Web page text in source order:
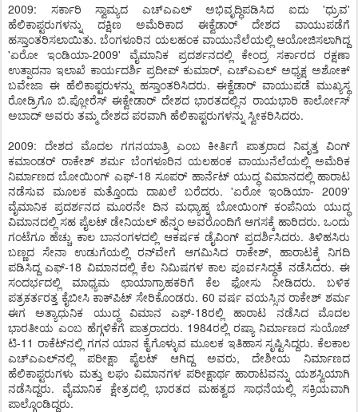
2009: ಸರ್ಕಾರಿ ಸ್ವಾಮ್ಯದ ಎಚ್‌ಎಎಲ್ ಅಭಿವೃದ್ಧಿಪಡಿಸಿದ ಐದು 'ಧ್ರುವ'
ಹೆಲಿಕಾಪ್ಟರುಗಳನ್ನು ದಕ್ಷಿಣ ಅಮೆರಿಕಾದ ಈಕ್ವೆಡಾರ್ ದೇಶದ ವಾಯುಪಡೆಗೆ
ಹಸ್ತಾಂತರಿಸಲಾಯಿತು. ಬೆಂಗಳೂರಿನ ಯಲಹಂಕ ವಾಯುನೆಲೆಯಲ್ಲಿ ಆಯೋಜಿಸಲಾಗಿದ್ದ
'ಏರೋ ಇಂಡಿಯಾ-2009' ವೈಮಾನಿಕ ಪ್ರದರ್ಶನದಲ್ಲಿ ಕೇಂದ್ರ ಸರ್ಕಾರದ ರಕ್ಷಣಾ
ಉತ್ಪಾದನಾ ಇಲಾಖೆ ಕಾರ್ಯದರ್ಶಿ ಪ್ರದೀಪ್ ಕುಮಾರ್, ಎಚ್‌ಎಎಲ್ ಅಧ್ಯಕ್ಷ ಅಶೋಕ್
ಬವೇಜಾ ಈ ಹೆಲಿಕಾಪ್ಟರುಳನ್ನು ಹಸ್ತಾಂತರಿಸಿದರು. ಈಕ್ವೆಡಾರ್ ವಾಯುಪಡೆ ಮುಖ್ಯಸ್ಥ
ರೋಡ್ರಿಗೊ ಬಿ.ಪ್ಲೋರೆಸ್ ಈಕ್ವೇಡಾರ್ ದೇಶದ ಭಾರತದಲ್ಲಿನ ರಾಯಭಾರಿ ಕಾರ್ಲೋಸ್
ಅಬಾದ್ ಅವರು ತಮ್ಮ ದೇಶದ ಪರವಾಗಿ ಹೆಲಿಕಾಪ್ಟರುಗಳನ್ನು ಸ್ವೀಕರಿಸಿದರು.
2009: ದೇಶದ ಮೊದಲ ಗಗನಯಾತ್ರಿ ಎಂಬ ಕೀರ್ತಿಗೆ ಪಾತ್ರರಾದ ನಿವೃತ್ತ ವಿಂಗ್
ಕಮಾಂಡರ್ ರಾಕೇಶ್ ಶರ್ಮ ಬೆಂಗಳೂರಿನ ಯಲಹಂಕ ವಾಯುನೆಲೆಯಲ್ಲಿ ಅಮೆರಿಕ
ನಿರ್ಮಾಣದ ಬೋಯಿಂಗ್ ಎಫ್-18 ಸೂಪರ್ ಹಾರ್ನೆಟ್ ಯುದ್ಧ ವಿಮಾನದಲ್ಲಿ ಹಾರಾಟ
ನಡೆಸುವ ಮೂಲಕ ಮತ್ತೊಂದು ದಾಖಲೆ ಬರೆದರು. 'ಏರೋ ಇಂಡಿಯಾ- 2009'
ವೈಮಾನಿಕ ಪ್ರದರ್ಶನದ ಮೂರನೇ ದಿನ ಮಧ್ಯಾಹ್ನ ಬೋಯಿಂಗ್ ಕಂಪೆನಿಯ ಯುದ್ಧ
ವಿಮಾನದಲ್ಲಿ ಸಹ ಪೈಲಟ್ ಡೇನಿಯಲ್ ಹೆನ್ನಂ ಅವರೊಂದಿಗೆ ಆಗಸಕ್ಕೆ ಹಾರಿದರು. ಒಂದು
ಗಂಟೆಗೂ ಹೆಚ್ಚು ಕಾಲ ಬಾನಂಗಳದಲ್ಲಿ ಆಕರ್ಷಕ ಡೈವಿಂಗ್ ಪ್ರದರ್ಶಿಸಿದರು. ತಿಳಿಹಸಿರು
ಬಣ್ಣದ ಸೇನಾ ಉಡುಗೆಯಲ್ಲಿ ರನ್‌ವೇಗೆ ಆಗಮಿಸಿದ ರಾಕೇಶ್, ಹಾರಾಟಕ್ಕೆ ನಿಗದಿ
ಪಡಿಸಿದ್ದ ಎಫ್-18 ವಿಮಾನದಲ್ಲಿ ಕೆಲ ನಿಮಿಷಗಳ ಕಾಲ ಪೂರ್ವಸಿದ್ಧತೆ ನಡೆಸಿದರು. ಈ
ಸಂದರ್ಭದಲ್ಲಿ ಮಾಧ್ಯಮ ಛಾಯಾಗ್ರಾಹಕರಿಗೆ ಕೆಲ ಫೋಸು ನೀಡಿದರು. ಬಳಿಕ
ಪತ್ರಕರ್ತರತ್ತ ಕೈಬೀಸಿ ಕಾಕ್‌ಪಿಟ್ ಸೇರಿಕೊಂಡರು. 60 ವರ್ಷ ವಯಸ್ಸಿನ ರಾಕೇಶ್ ಶರ್ಮ
ಈಗ ಅತ್ಯಾಧುನಿಕ ಯುದ್ಧ ವಿಮಾನ ಎಫ್-18ರಲ್ಲಿ ಹಾರಾಟ ನಡೆಸಿದ ಮೊದಲ
ಭಾರತೀಯ ಎಂಬ ಹೆಗ್ಗಳಿಕೆಗೆ ಪಾತ್ರರಾದರು. 1984ರಲ್ಲಿ ರಷ್ಯಾ ನಿರ್ಮಾಣದ ಸುಯೊಜ್
ಟಿ-11 ರಾಕೆಟ್‌ನಲ್ಲಿ ಗಗನ ಯಾನ ಕೈಗೊಳ್ಳುವ ಮೂಲಕ ಇತಿಹಾಸ ಸೃಷ್ಟಿಸಿದ್ದರು. ಕೆಲಕಾಲ
ಎಚ್‌ಎಎಲ್‌ನಲ್ಲಿ ಪರೀಕ್ಷಾ ಪೈಲಟ್ ಆಗಿದ್ದ ಅವರು, ದೇಶೀಯ ನಿರ್ಮಾಣದ
ಹೆಲಿಕಾಪ್ಟರುಗಳು ಮತ್ತು ಲಘು ವಿಮಾನಗಳ ಪರೀಕ್ಷಾರ್ಥ ಹಾರಾಟವನ್ನು ಯಶಸ್ವಿಯಾಗಿ
ನಡೆಸಿದ್ದರು. ವೈಮಾನಿಕ ಕ್ಷೇತ್ರದಲ್ಲಿ ಭಾರತದ ಮಹತ್ವದ ಸಾಧನೆಯಲ್ಲಿ ಸಕ್ರಿಯವಾಗಿ
ಪಾಲ್ಗೊಂಡಿದ್ದರು.